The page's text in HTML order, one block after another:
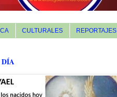
CULTURALES REPORTAJES